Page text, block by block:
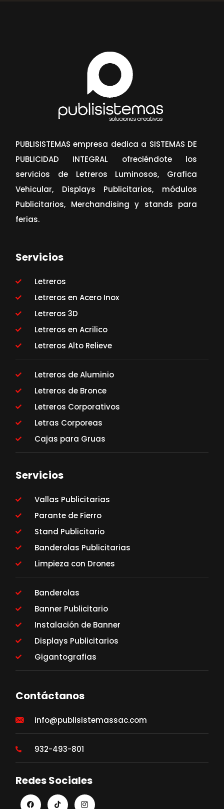
PUBLISISTEMAS empresa dedica a SISTEMAS DE
PUBLICIDAD INTEGRAL ofreciéndote los
servicios de Letreros Luminosos, Grafica
Vehicular, Displays Publicitarios, módulos
Publicitarios, Merchandising y stands para
ferias.
Servicios
Letreros
Letreros en Acero Inox
Letreros 3D
Letreros en Acrilico
Letreros Alto Relieve
Letreros de Aluminio
Letreros de Bronce
Letreros Corporativos
Letras Corporeas
Cajas para Gruas
Servicios
Vallas Publicitarias
Parante de Fierro
Stand Publicitario
Banderolas Publicitarias
Limpieza con Drones
Banderolas
Banner Publicitario
Instalación de Banner
Displays Publicitarios
Gigantografias
Contáctanos
info@publisistemassac.com
932-493-801
Redes Sociales